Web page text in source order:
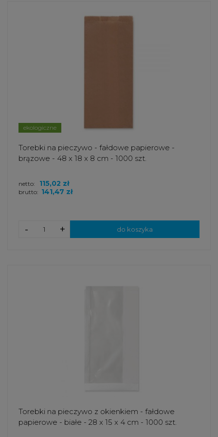
ekologiczne
Torebki na pieczywo - fałdowe papierowe -
brązowe - 48 x 18 x 8 cm - 1000 szt.
brutto: 141,47 zł
netto: 115,02 zł
+
- do koszyka
Torebki na pieczywo z okienkiem - fałdowe
papierowe - białe - 28 x 15 x 4 cm - 1000 szt.